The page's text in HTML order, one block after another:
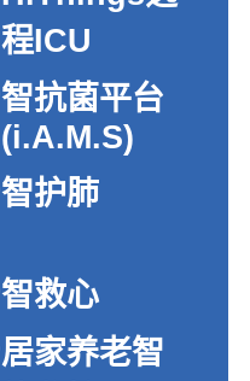
程ICU
智抗菌平台
(i.A.M.S)
智护肺
智救心
居家养老智